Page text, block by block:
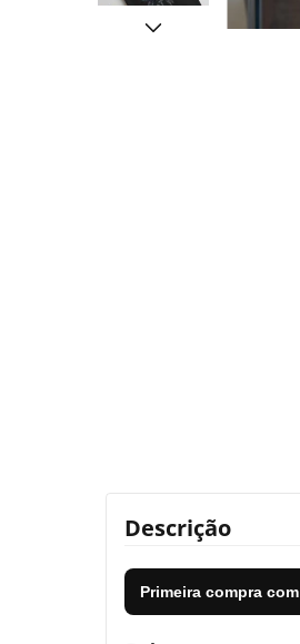
Descrição
Primeira compra com